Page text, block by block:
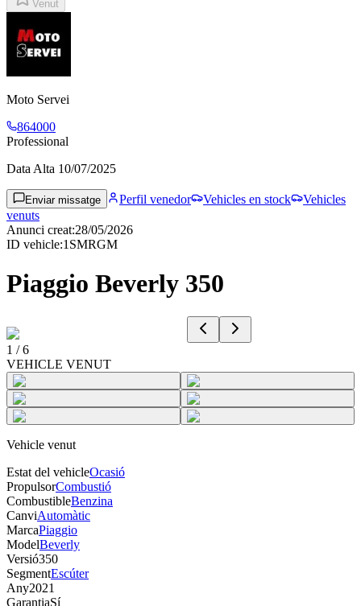
Venut
Moto Servei
864000
Professional
Data Alta 10/07/2025
Enviar missatge Perfil venedor Vehicles en stock
Vehicles
venuts
Anunci creat:28/05/2026
ID vehicle:1SMRGM
Piaggio Beverly 350
1 /6
VEHICLE VENUT
Vehicle venut
Estat del vehicleOcasió
PropulsorCombustió
CombustibleBenzina
CanviAutomàtic
MarcaPiaggio
ModelBeverly
Versió350
SegmentEscúter
Any2021
GarantiaSí